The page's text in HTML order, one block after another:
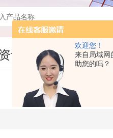
欢迎您！
来自局域网
助您的吗？
讯
动态交流阻抗测